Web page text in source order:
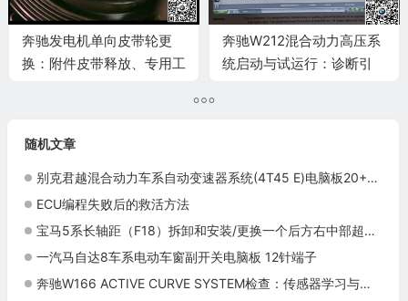
奔驰发电机单向皮带轮更
换：附件皮带释放、专用工
奔驰W212混合动力高压系
统启动与试运行：诊断引
随机文章
别克君越混合动力车系自动变速器系统(4T45 E)电脑板20+20+49针端子
ECU编程失败后的救活方法
宝马5系长轴距（F18）拆卸和安装/更换一个后方右中部超声波传感器施工与复检标准
一汽马自达8车系电动车窗副开关电脑板 12针端子
奔驰W166 ACTIVE CURVE SYSTEM检查：传感器学习与诊断验证